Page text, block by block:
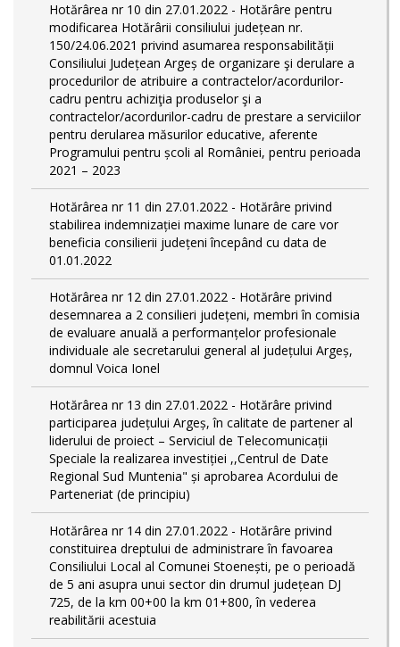
Hotărârea nr 10 din 27.01.2022 - Hotărâre pentru
modificarea Hotărârii consiliului județean nr.
150/24.06.2021 privind asumarea responsabilității
Consiliului Județean Argeș de organizare şi derulare a
procedurilor de atribuire a contractelor/acordurilor-
cadru pentru achiziţia produselor şi a
contractelor/acordurilor-cadru de prestare a serviciilor
pentru derularea măsurilor educative, aferente
Programului pentru școli al României, pentru perioada
2021 – 2023
Hotărârea nr 11 din 27.01.2022 - Hotărâre privind
stabilirea indemnizației maxime lunare de care vor
beneficia consilierii județeni începând cu data de
01.01.2022
Hotărârea nr 12 din 27.01.2022 - Hotărâre privind
desemnarea a 2 consilieri județeni, membri în comisia
de evaluare anuală a performanțelor profesionale
individuale ale secretarului general al județului Argeș,
domnul Voica Ionel
Hotărârea nr 13 din 27.01.2022 - Hotărâre privind
participarea județului Argeș, în calitate de partener al
liderului de proiect – Serviciul de Telecomunicații
Speciale la realizarea investiției ,,Centrul de Date
Regional Sud Muntenia" și aprobarea Acordului de
Parteneriat (de principiu)
Hotărârea nr 14 din 27.01.2022 - Hotărâre privind
constituirea dreptului de administrare în favoarea
Consiliului Local al Comunei Stoenești, pe o perioadă
de 5 ani asupra unui sector din drumul județean DJ
725, de la km 00+00 la km 01+800, în vederea
reabilitării acestuia